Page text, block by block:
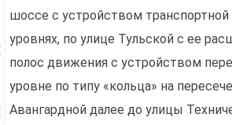
шоссе с устройством транспортной
уровнях, по улице Тульской с ее
полос движения с устройством
уровне по типу «кольца» на
Авангардной далее до улицы